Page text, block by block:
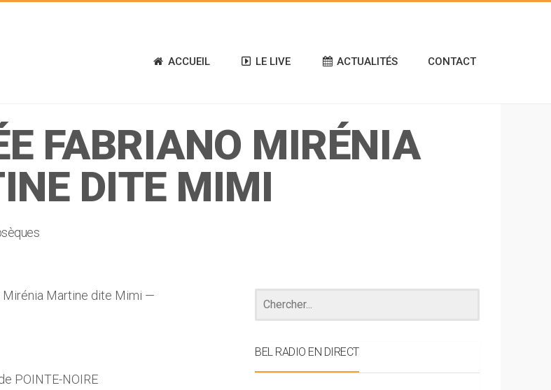
ACCUEIL LE LIVE ACTUALITÉS CONTACT
FABRIANO MIRÉNIA
DITE MIMI
Mirénia Martine dite Mimi —
POINTE-NOIRE
BEL RADIO EN DIRECT